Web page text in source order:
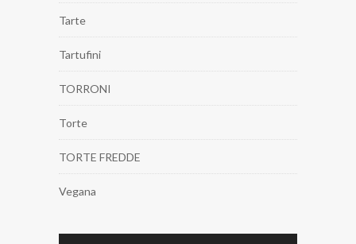
Tarte
Tartufini
TORRONI
Torte
TORTE FREDDE
Vegana